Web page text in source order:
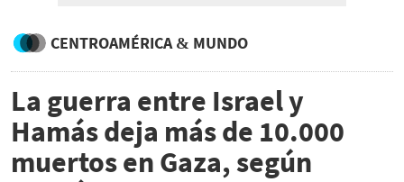
CENTROAMÉRICA & MUNDO
La guerra entre Israel y
Hamás deja más de 10.000
muertos en Gaza, según